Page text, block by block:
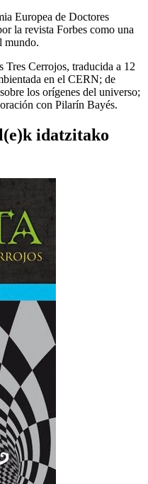
Europea de Doctores
la revista Forbes como una
mundo.
Tres Cerrojos, traducida a 12
en el CERN; de
los orígenes del universo;
con Pilarín Bayés.
idatzitako